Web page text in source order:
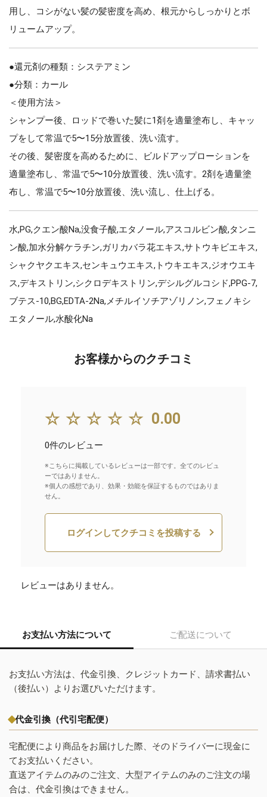
用し、コシがない髪の髪密度を高め、根元からしっかりとボ
リュームアップ。
●還元剤の種類：システアミン
●分類：カール
＜使用方法＞
シャンプー後、ロッドで巻いた髪に1剤を適量塗布し、キャッ
プをして常温で5〜15分放置後、洗い流す。
その後、髪密度を高めるために、ビルドアップローションを
適量塗布し、常温で5〜10分放置後、洗い流す。2剤を適量塗
布し、常温で5〜10分放置後、洗い流し、仕上げる。
水,PG,クエン酸Na,没食子酸,エタノール,アスコルビン酸,タンニ
ン酸,加水分解ケラチン,ガリカバラ花エキス,サトウキビエキス,
シャクヤクエキス,センキュウエキス,トウキエキス,ジオウエキ
ス,デキストリン,シクロデキストリン,デシルグルコシド,PPG-7,
ブテス-10,BG,EDTA-2Na,メチルイソチアゾリノン,フェノキシ
エタノール,水酸化Na
お客様からのクチコミ
☆☆☆☆☆ 0.00
0件のレビュー
※こちらに掲載しているレビューは一部です。全てのレビュ
ーではありません。
※個人の感想であり、効果・効能を保証するものではありま
せん。
ログインしてクチコミを投稿する
レビューはありません。
お支払い方法について ご配送について
お支払い方法は、代金引換、クレジットカード、請求書払い
（後払い）よりお選びいただけます。
代金引換（代引宅配便）
宅配便により商品をお届けした際、そのドライバーに現金に
てお支払いください。
直送アイテムのみのご注文、大型アイテムのみのご注文の場
合は、代金引換はできません。